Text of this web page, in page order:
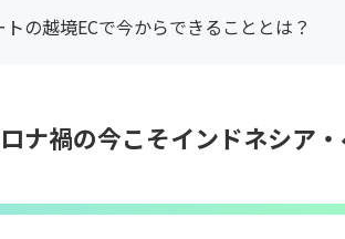
の越境ECで今からできることとは？
ナ禍の今こそインドネシア・